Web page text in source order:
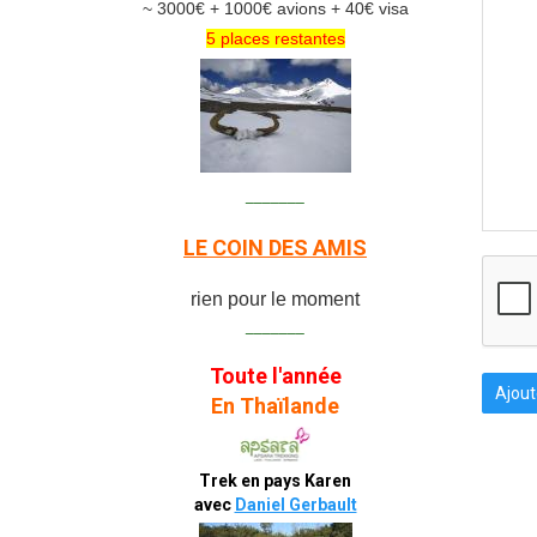
~ 3000€ + 1000€ avions + 40€ visa
5 places restantes
LE COIN DES AMIS
rien pour le moment
Toute l'année
En Thaïlande
Trek en pays Karen
avec Daniel Gerbault